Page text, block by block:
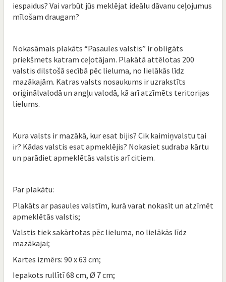
iespaidus? Vai varbūt jūs meklējat ideālu dāvanu ceļojumus
mīlošam draugam?
Nokasāmais plakāts “Pasaules valstis” ir obligāts
priekšmets katram ceļotājam. Plakātā attēlotas 200
valstis dilstošā secībā pēc lieluma, no lielākās līdz
mazākajām. Katras valsts nosaukums ir uzrakstīts
oriģinālvalodā un angļu valodā, kā arī atzīmēts teritorijas
lielums.
Kura valsts ir mazākā, kur esat bijis? Cik kaimiņvalstu tai
ir? Kādas valstis esat apmeklējis? Nokasiet sudraba kārtu
un parādiet apmeklētās valstis arī citiem.
Par plakātu:
Plakāts ar pasaules valstīm, kurā varat nokasīt un atzīmēt
apmeklētās valstis;
Valstis tiek sakārtotas pēc lieluma, no lielākās līdz
mazākajai;
Kartes izmērs: 90 x 63 cm;
Iepakots rullītī 68 cm, Ø 7 cm;